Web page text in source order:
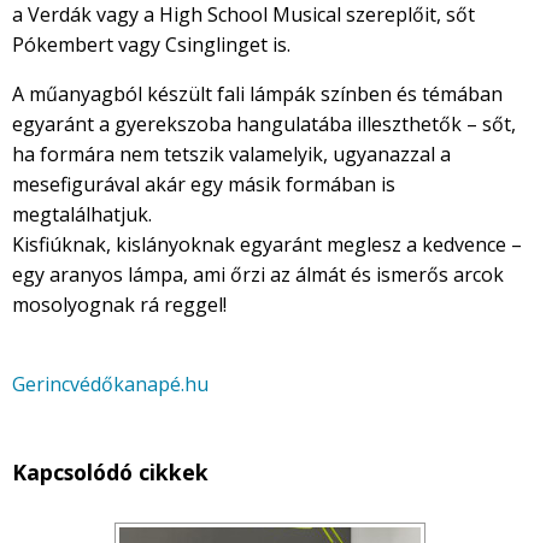
a Verdák vagy a High School Musical szereplőit, sőt
Pókembert vagy Csinglinget is.
A műanyagból készült fali lámpák színben és témában
egyaránt a gyerekszoba hangulatába illeszthetők – sőt,
ha formára nem tetszik valamelyik, ugyanazzal a
mesefigurával akár egy másik formában is
megtalálhatjuk.
Kisfiúknak, kislányoknak egyaránt meglesz a kedvence –
egy aranyos lámpa, ami őrzi az álmát és ismerős arcok
mosolyognak rá reggel!
Gerincvédőkanapé.hu
Kapcsolódó cikkek